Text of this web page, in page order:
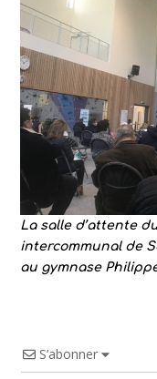
La salle d’attente
intercommunal de
au gymnase
S’abonner